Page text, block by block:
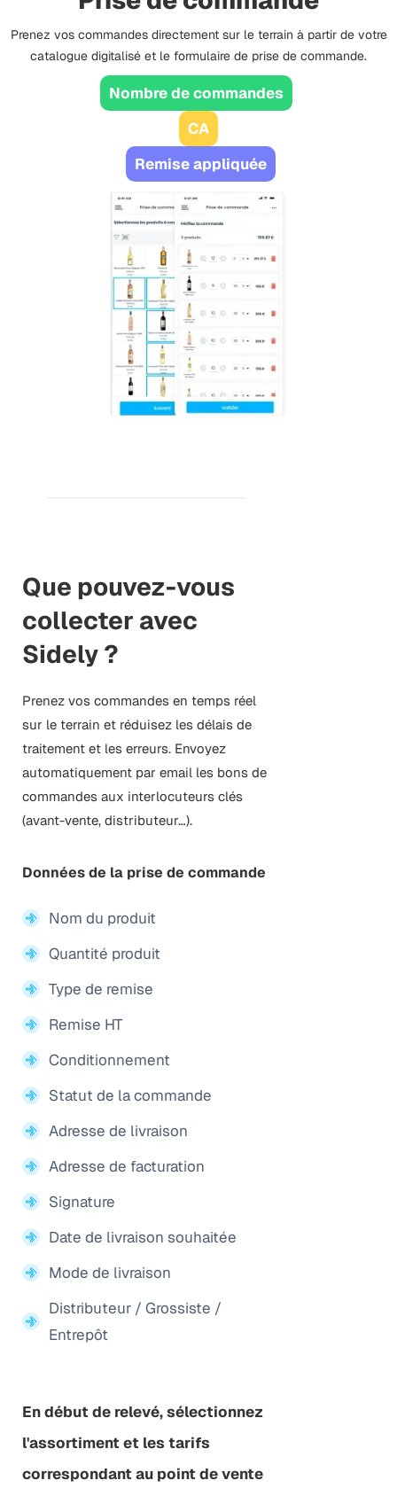
Prenez vos commandes directement sur le terrain à partir de votre
catalogue digitalisé et le formulaire de prise de commande.
Nombre de commandes
CA
Remise appliquée
Que pouvez-vous
collecter avec
Sidely ?
Prenez vos commandes en temps réel
sur le terrain et réduisez les délais de
traitement et les erreurs. Envoyez
automatiquement par email les bons de
commandes aux interlocuteurs clés
(avant-vente, distributeur…).
Données de la prise de commande
Nom du produit
Quantité produit
Type de remise
Remise HT
Conditionnement
Statut de la commande
Adresse de livraison
Adresse de facturation
Signature
Date de livraison souhaitée
Mode de livraison
Distributeur / Grossiste /
Entrepôt
En début de relevé, sélectionnez
l'assortiment et les tarifs
correspondant au point de vente